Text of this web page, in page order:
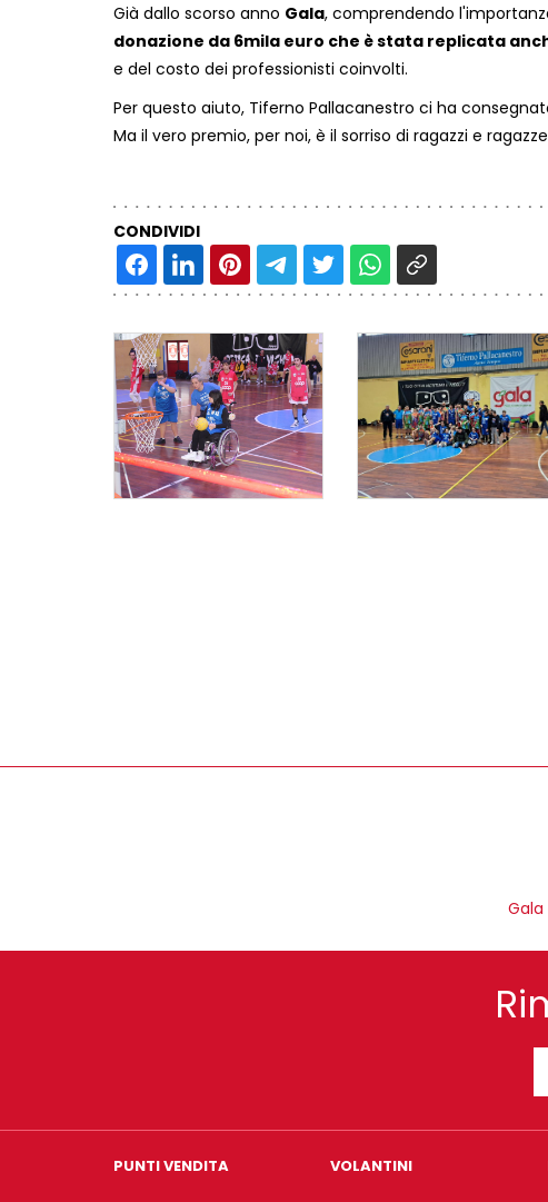
Già dallo scorso anno Gala, comprendendo
donazione da 6mila euro che è stata replicata
e del costo dei professionisti coinvolti.
Per questo aiuto, Tiferno Pallacanestro ci ha
Ma il vero premio, per noi, è il sorriso di ragazzi e
CONDIVIDI
PUNTI VENDITA VOLANTINI